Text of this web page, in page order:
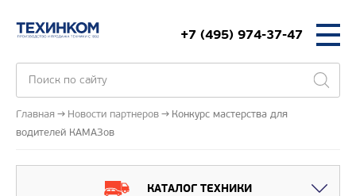
+7 (495) 974-37-47
Главная Новости партнеров
Конкурс мастерства для
водителей КАМАЗов
КАТАЛОГ ТЕХНИКИ